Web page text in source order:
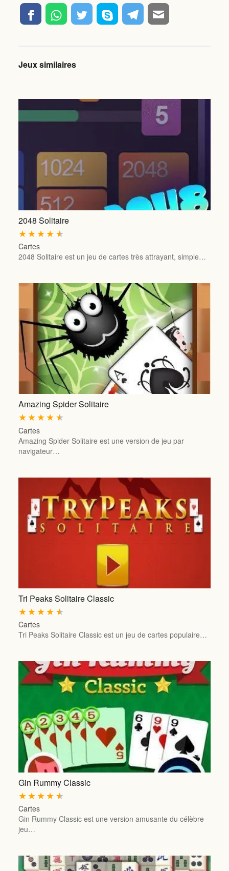
Jeux similaires
2048 Solitaire
★
★
★
★
★
Cartes
2048 Solitaire est un jeu de cartes très attrayant, simple…
Amazing Spider Solitaire
★
★
★
★
★
Cartes
Amazing Spider Solitaire est une version de jeu par
navigateur…
Tri Peaks Solitaire Classic
★
★
★
★
★
Cartes
Tri Peaks Solitaire Classic est un jeu de cartes populaire…
Gin Rummy Classic
★
★
★
★
★
Cartes
Gin Rummy Classic est une version amusante du célèbre
jeu…